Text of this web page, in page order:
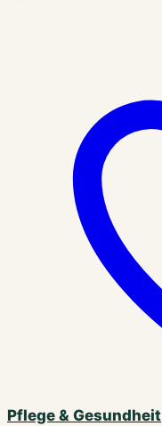
Pflege & Gesundheit